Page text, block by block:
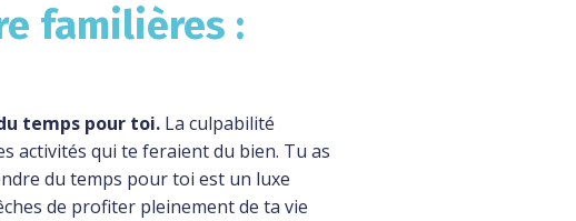
familières :
temps pour toi.La culpabilité
activités qui te feraient du bien. Tu as
du temps pour toi est un luxe
de profiter pleinement de ta vie